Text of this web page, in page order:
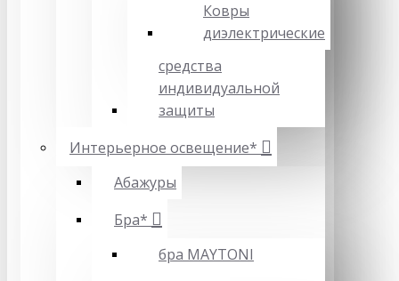
Ковры
диэлектрические
средства
индивидуальной
защиты
Интерьерное освещение*
Абажуры
Бра*
бра MAYTONI